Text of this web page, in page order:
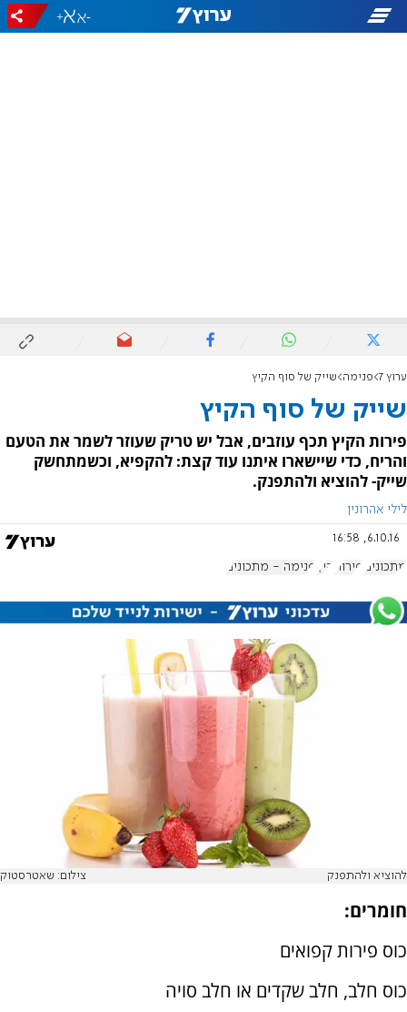
-
+
ערוץ 7 פנימה שייק של סוף הקיץ
שייק של סוף הקיץ
פירות הקיץ תכף עוזבים, אבל יש טריק שעוזר לשמר את הטעם
והריח, כדי שיישארו איתנו עוד קצת: להקפיא, וכשמתחשק
שייק- להוציא ולהתפנק.
לילי אהרונין
6.10.16, 16:58
מתכונים פירות קיץ פנימה - מתכונים
להוציא ולהתפנק צילום: שאטרסטוק
חומרים:
כוס פירות קפואים
כוס חלב, חלב שקדים או חלב סויה